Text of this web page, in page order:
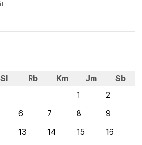
Sl Rb Km Jm
Sb
1
2
6 7 8
9
13 14 15
16